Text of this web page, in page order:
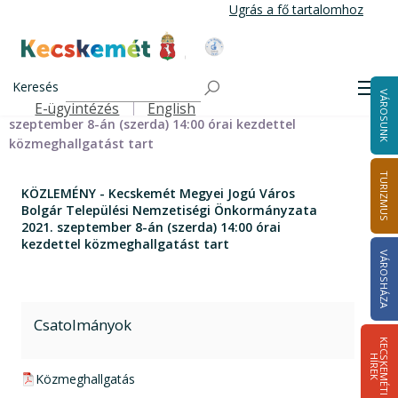
tartalomra
Ugrás a fő tartalomhoz
Kecskemét Város Honlapja
Keresés
Felső navigáció
E-ügyintézés English VÁROSUNK
TURIZMUS
VÁROSHÁZA
K
E
C
S
K
E
M
É
T
I
HÍ
R
E
K
KÖZLEMÉNY - Kecskemét Megyei Jogú Város Bolgár
Települési Nemzetiségi Önkormányzata 2021.
szeptember 8-án (szerda) 14:00 órai kezdettel
közmeghallgatást tart
KÖZLEMÉNY - Kecskemét Megyei Jogú Város
Bolgár Települési Nemzetiségi Önkormányzata
2021. szeptember 8-án (szerda) 14:00 órai
kezdettel közmeghallgatást tart
Csatolmányok
pdf csatolmány:
Közmeghallgatás